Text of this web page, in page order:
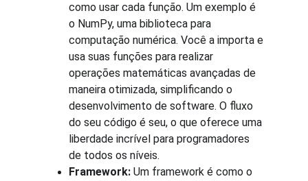
como usar cada função. Um exemplo é
o NumPy, uma biblioteca para
computação numérica. Você a importa e
usa suas funções para realizar
operações matemáticas avançadas de
maneira otimizada, simplificando o
desenvolvimento de software. O fluxo
do seu código é seu, o que oferece uma
liberdade incrível para programadores
de todos os níveis.
Framework: Um framework é como o